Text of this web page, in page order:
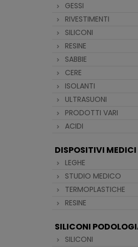
GESSI
RIVESTIMENTI
SILICONI
RESINE
SABBIE
CERE
ISOLANTI
ULTRASUONI
PRODOTTI VARI
ACIDI
DISPOSITIVI MEDICI
LEGHE
STUDIO MEDICO
TERMOPLASTICHE
RESINE
SILICONI
SILICONI